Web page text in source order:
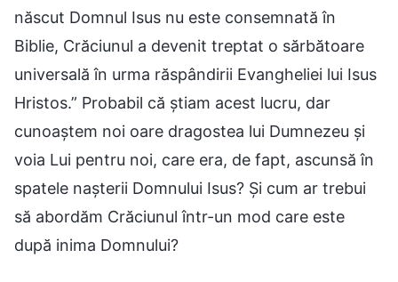
născut Domnul Isus nu este consemnată în
Biblie, Crăciunul a devenit treptat o sărbătoare
universală în urma răspândirii Evangheliei lui Isus
Hristos.” Probabil că știam acest lucru, dar
cunoaștem noi oare dragostea lui Dumnezeu și
voia Lui pentru noi, care era, de fapt, ascunsă în
spatele nașterii Domnului Isus? Și cum ar trebui
să abordăm Crăciunul într-un mod care este
după inima Domnului?